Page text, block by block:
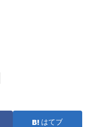
はてブ